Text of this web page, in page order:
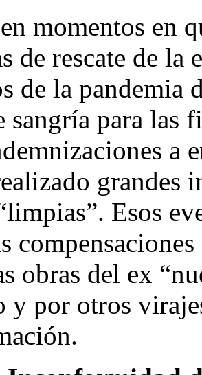
momentos en
de rescate de la
de la
sangría para las
a
grandes
Esos
obras del ex
y por otros